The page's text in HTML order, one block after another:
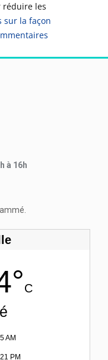
réduire les
sur la façon
à 16h
C
AM
PM